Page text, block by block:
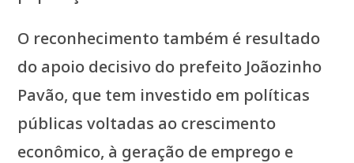
O reconhecimento também é resultado
do apoio decisivo do prefeito Joãozinho
Pavão, que tem investido em políticas
públicas voltadas ao crescimento
econômico, à geração de emprego e